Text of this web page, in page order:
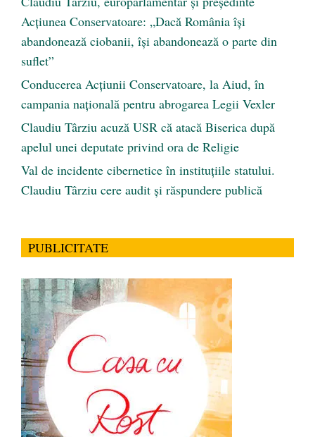
Acțiunea Conservatoare: „Dacă România își
abandonează ciobanii, își abandonează o parte din
suflet”
Conducerea Acțiunii Conservatoare, la Aiud, în
campania națională pentru abrogarea Legii Vexler
Claudiu Târziu acuză USR că atacă Biserica după
apelul unei deputate privind ora de Religie
Val de incidente cibernetice în instituțiile statului.
Claudiu Târziu cere audit și răspundere publică
PUBLICITATE